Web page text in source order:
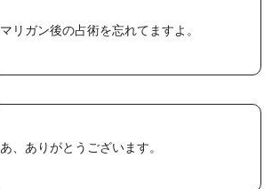
マリガン後の占術を忘れてますよ。
あ、ありがとうございます。